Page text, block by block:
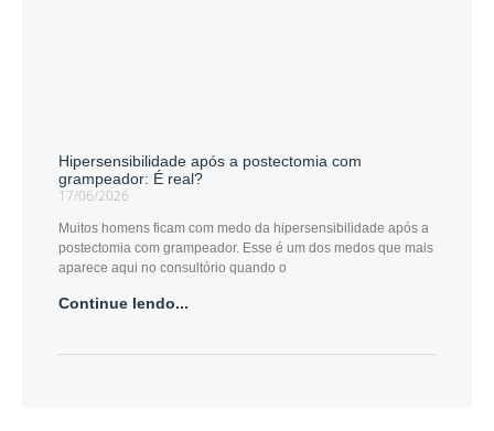
Hipersensibilidade após a postectomia com
grampeador: É real?
17/06/2026
Muitos homens ficam com medo da hipersensibilidade após a
postectomia com grampeador. Esse é um dos medos que mais
aparece aqui no consultório quando o
Continue lendo...